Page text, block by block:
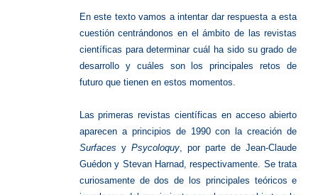
En este texto vamos a intentar dar respuesta a esta
cuestión centrándonos en el ámbito de las revistas
científicas para determinar cuál ha sido su grado de
desarrollo y cuáles son los principales retos de
futuro que tienen en estos momentos.
Las primeras revistas científicas en acceso abierto
aparecen a principios de 1990 con la creación de
Surfaces y Psycoloquy, por parte de Jean-Claude
Guédon y Stevan Harnad, respectivamente. Se trata
curiosamente de dos de los principales teóricos e